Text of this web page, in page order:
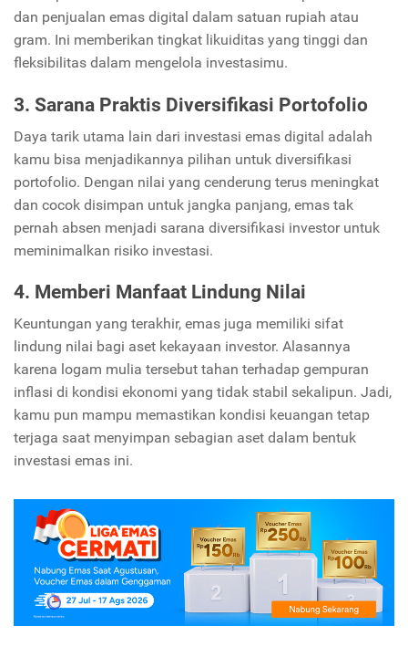
dan penjualan emas digital dalam satuan rupiah atau
gram. Ini memberikan tingkat likuiditas yang tinggi dan
fleksibilitas dalam mengelola investasimu.
3. Sarana Praktis Diversifikasi Portofolio
Daya tarik utama lain dari investasi emas digital adalah
kamu bisa menjadikannya pilihan untuk diversifikasi
portofolio. Dengan nilai yang cenderung terus meningkat
dan cocok disimpan untuk jangka panjang, emas tak
pernah absen menjadi sarana diversifikasi investor untuk
meminimalkan risiko investasi.
4. Memberi Manfaat Lindung Nilai
Keuntungan yang terakhir, emas juga memiliki sifat
lindung nilai bagi aset kekayaan investor. Alasannya
karena logam mulia tersebut tahan terhadap gempuran
inflasi di kondisi ekonomi yang tidak stabil sekalipun. Jadi,
kamu pun mampu memastikan kondisi keuangan tetap
terjaga saat menyimpan sebagian aset dalam bentuk
investasi emas ini.